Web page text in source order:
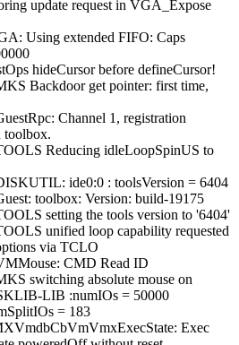
update request in VGA_Expose
Using extended FIFO: Caps
hideCursor before defineCursor!
Backdoor get pointer: first time,
Channel 1, registration
toolbox.
Reducing idleLoopSpinUS to
ide0:0 : toolsVersion = 6404
toolbox: Version: build-19175
setting the tools version to '6404'
unified loop capability requested
via TCLO
CMD Read ID
switching absolute mouse on
LIB :numIOs = 50000
= 183
Exec